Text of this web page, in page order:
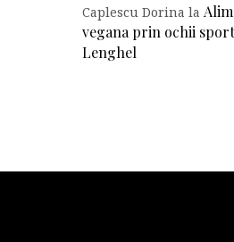
Caplescu Dorina la
vegana prin ochii
Lenghel